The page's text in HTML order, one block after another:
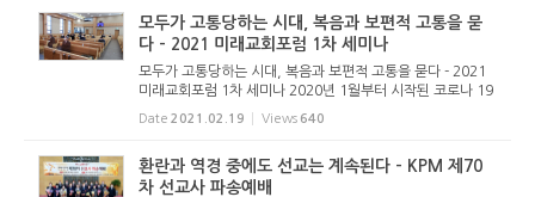
모두가 고통당하는 시대, 복음과 보편적 고통을 묻
다 - 2021 미래교회포럼 1차 세미나
모두가 고통당하는 시대, 복음과 보편적 고통을 묻다 - 2021
미래교회포럼 1차 세미나 2020년 1월부터 시작된 코로나 19
가 우리 모두를 고통 가운데 몰아넣었다. 고통이란 개별적인
고통이 있고 보편적인 고통이 있는데, 코로나 19는 모든 사람
Date 2021.02.19 Views 640
환란과 역경 중에도 선교는 계속된다 - KPM 제70
차 선교사 파송예배